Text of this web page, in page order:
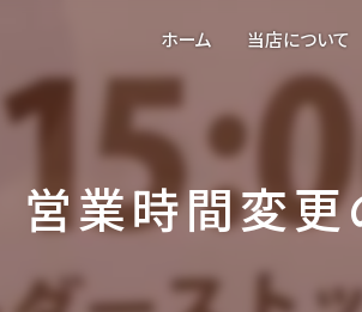
ホーム 当店について
営業時間変